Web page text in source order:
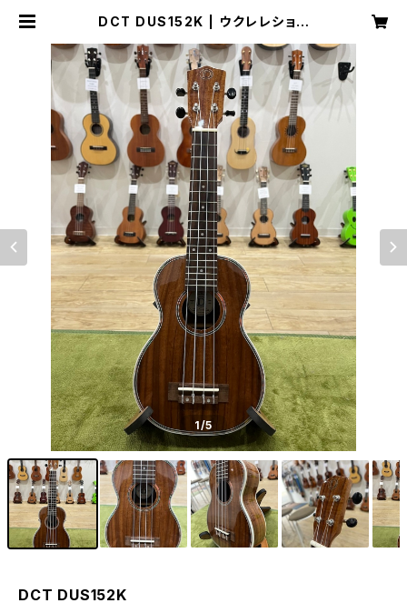
DCT DUS152K | ウクレレショッ
1/5
DCT DUS152K